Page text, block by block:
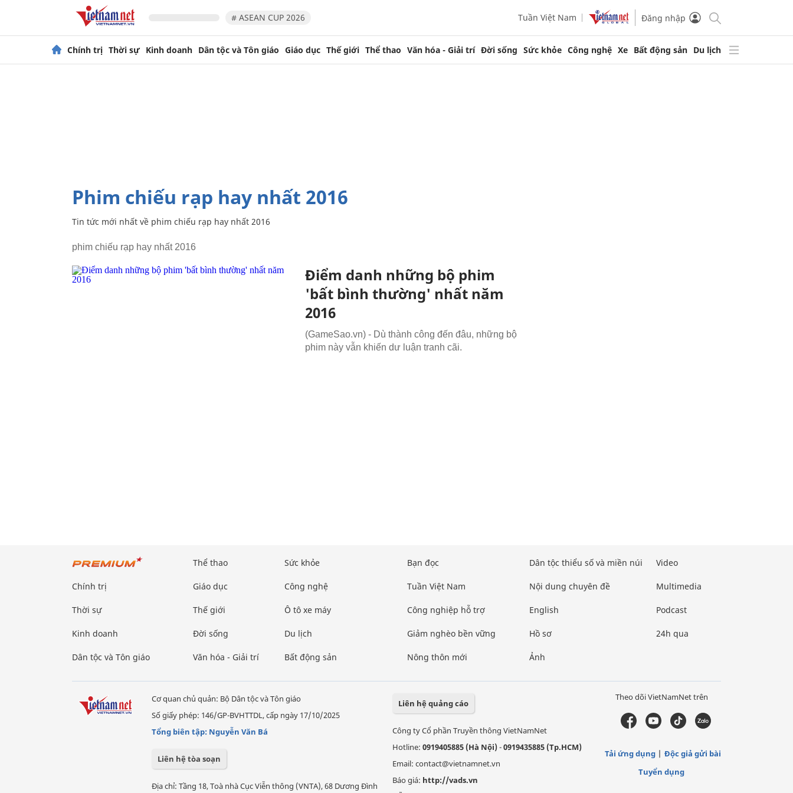
# ASEAN CUP 2026 Tuần Việt Nam Đăng nhập
Chính trị Thời sự Kinh doanh Dân tộc và Tôn giáo Giáo dục Thế giới Thể thao Văn hóa - Giải trí Đời sống Sức khỏe Công nghệ Xe Bất động sản Du lịch
phim chiếu rạp hay nhất 2016
Tin tức mới nhất về phim chiếu rạp hay nhất 2016
phim chiếu rạp hay nhất 2016
Điểm danh những bộ phim
'bất bình thường' nhất năm
2016
(GameSao.vn) - Dù thành công đến đâu, những bộ
phim này vẫn khiến dư luận tranh cãi.
Chính trị
Thời sự
Kinh doanh
Dân tộc và Tôn giáo
Thể thao
Giáo dục
Thế giới
Đời sống
Văn hóa - Giải trí
Sức khỏe
Công nghệ
Ô tô xe máy
Du lịch
Bất động sản
Bạn đọc
Tuần Việt Nam
Công nghiệp hỗ trợ
Giảm nghèo bền vững
Nông thôn mới
Dân tộc thiểu số và miền núi
Nội dung chuyên đề
English
Hồ sơ
Ảnh
Video
Multimedia
Podcast
24h qua
Cơ quan chủ quản: Bộ Dân tộc và Tôn giáo
Số giấy phép: 146/GP-BVHTTDL, cấp ngày 17/10/2025
Tổng biên tập: Nguyễn Văn Bá
Liên hệ tòa soạn
Địa chỉ: Tầng 18, Toà nhà Cục Viễn thông (VNTA), 68 Dương Đình
Liên hệ quảng cáo
Công ty Cổ phần Truyền thông VietNamNet
Hotline: 0919405885 (Hà Nội)-0919435885 (Tp.HCM)
Email: contact@vietnamnet.vn
Báo giá: http://vads.vn
Theo dõi VietNamNet trên
Tải ứng dụng
Độc giả gửi bài
Tuyển dụng